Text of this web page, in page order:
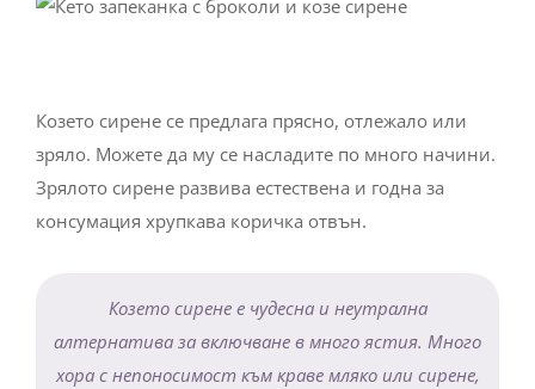
Козето сирене се предлага прясно, отлежало или
зряло. Можете да му се насладите по много начини.
Зрялото сирене развива естествена и годна за
консумация хрупкава коричка отвън.
Козето сирене е чудесна и неутрална
алтернатива за включване в много ястия. Много
хора с непоносимост към краве мляко или сирене,